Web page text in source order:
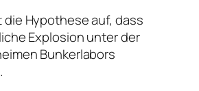
die Hypothese auf, dass
Explosion unter der
Bunkerlabors